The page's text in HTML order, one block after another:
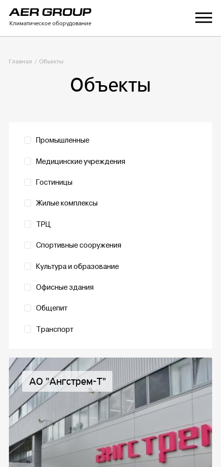
Климатическое оборудование
Главная Объекты
Объекты
Промышленные
Медицинские учреждения
Гостиницы
Жилые комплексы
ТРЦ
Спортивные сооружения
Культура и образование
Офисные здания
Общепит
Транспорт
АО "Ангстрем-Т"